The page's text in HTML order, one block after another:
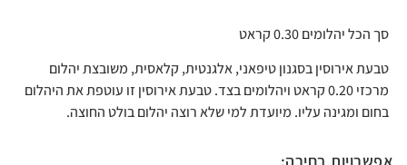
סך הכל יהלומים 0.30 קראט
טבעת אירוסין בסגנון טיפאני, אלגנטית, קלאסית, משובצת יהלום
מרכזי 0.20 קראט ויהלומים בצד. טבעת אירוסין זו עוטפת את היהלום
בחום ומגינה עליו. מיועדת למי שלא רוצה יהלום בולט החוצה.